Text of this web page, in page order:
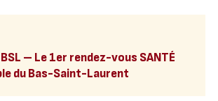
– Le 1er rendez-vous SANTÉ
du Bas-Saint-Laurent